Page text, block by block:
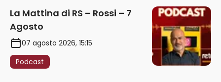
La Mattina di RS – Rossi – 7
Agosto
07 agosto 2026, 15:15
Podcast